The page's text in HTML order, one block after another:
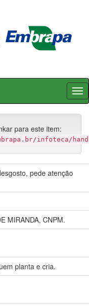
para este item:
infoteca/
pede atenção
MIRANDA, CNPM.
planta e cria.